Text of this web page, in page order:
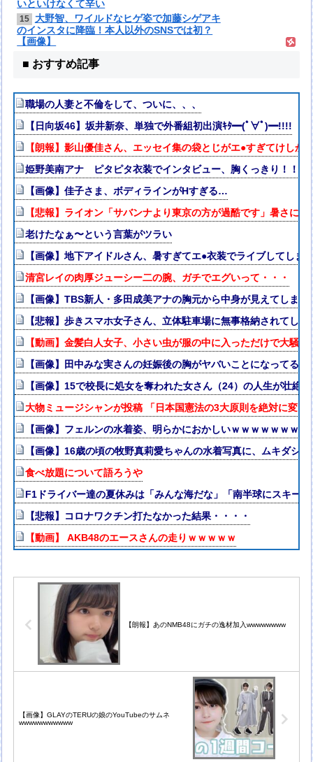
いといけなくて辛い
15
大野智、ワイルドなヒゲ姿で加藤シゲアキ
のインスタに降臨！本人以外のSNSでは初？
【画像】
■ おすすめ記事
職場の人妻と不倫をして、ついに、、、
【日向坂46】坂井新奈、単独で外番組初出演ｷﾀ━(ﾟ∀ﾟ)━!!!!
【朗報】影山優佳さん、エッセイ集の袋とじがエ●すぎてけしか
姫野美南アナ ピタピタ衣装でインタビュー、胸くっきり！！【
【画像】佳子さま、ボディラインがHすぎる…
【悲報】ライオン「サバンナより東京の方が過酷です」暑さに
老けたなぁ〜という言葉がツラい
【画像】地下アイドルさん、暑すぎてエ●衣装でライブしてしま
清宮レイの肉厚ジューシー二の腕、ガチでエグいって・・・
【画像】TBS新人・多田成美アナの胸元から中身が見えてしまう
【悲報】歩きスマホ女子さん、立体駐車場に無事格納されてしま
【動画】金髪白人女子、小さい虫が服の中に入っただけで大騒
【画像】田中みな実さんの妊娠後の胸がヤバいことになってる
【画像】15で校長に処女を奪われた女さん（24）の人生が壮絶
大物ミュージシャンが投稿 「日本国憲法の3大原則を絶対に変え
【画像】フェルンの水着姿、明らかにおかしいｗｗｗｗｗｗｗｗ
【画像】16歳の頃の牧野真莉愛ちゃんの水着写真に、ムキダシ
食べ放題について語ろうや
F1ドライバー達の夏休みは「みんな海だな」「南半球にスキー
【悲報】コロナワクチン打たなかった結果・・・・
【動画】 AKB48のエースさんの走りｗｗｗｗｗ
【朗報】あのNMB48にガチの逸材加入wwwwwwww
【画像】GLAYのTERUの娘のYouTubeのサムネ
wwwwwwwwwww